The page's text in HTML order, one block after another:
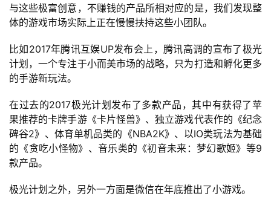
与这些极富创意，不赚钱的产品所相对应的是，我们发现整
体的游戏市场实际上正在慢慢扶持这些小团队。
比如2017年腾讯互娱UP发布会上，腾讯高调的宣布了极光
计划，一个专注于小而美市场的战略，只为打造和孵化更多
的手游新玩法。
在过去的2017极光计划发布了多款产品，其中有获得了苹
果推荐的卡牌手游《卡片怪兽》、独立游戏代表作的《纪念
碑谷2》、体育单机品类的《NBA2K》、以IO类玩法为基础
的《贪吃小怪物》、音乐类的《初音未来：梦幻歌姬》等9
款产品。
极光计划之外，另外一方面是微信在年底推出了小游戏。